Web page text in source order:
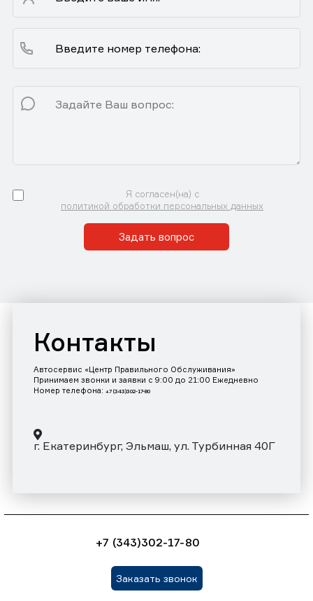
Я согласен(на) с
политикой обработки персональных данных
Задать вопрос
Контакты
Автосервис «Центр Правильного Обслуживания»
Принимаем звонки и заявки с 9:00 до 21:00 Ежедневно
Номер телефона: +7 (343)302-17-80
г. Екатеринбург, Эльмаш, ул. Турбинная 40Г
+7 (343)302-17-80
Заказать звонок